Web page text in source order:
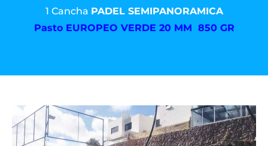
1 Cancha PADEL SEMIPANORAMICA
Pasto EUROPEO VERDE 20 MM 850 GR